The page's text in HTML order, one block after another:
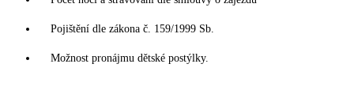
Pojištění dle zákona č. 159/1999 Sb.
Možnost pronájmu dětské postýlky.